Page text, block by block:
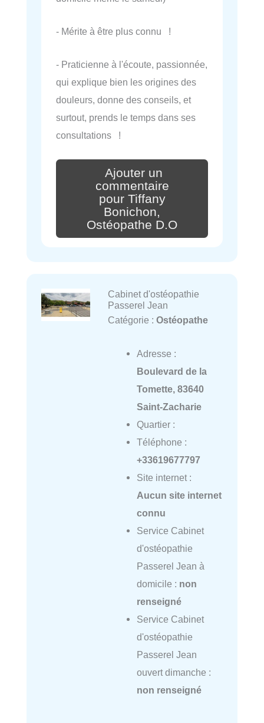
- Mérite à être plus connu !
- Praticienne à l'écoute, passionnée,
qui explique bien les origines des
douleurs, donne des conseils, et
surtout, prends le temps dans ses
consultations !
Ajouter un
commentaire
pour Tiffany
Bonichon,
Ostéopathe D.O
Cabinet d'ostéopathie
Passerel Jean
Catégorie : Ostéopathe
Adresse :
Boulevard de la
Tomette, 83640
Saint-Zacharie
Quartier :
Téléphone :
+33619677797
Site internet :
Aucun site internet
connu
Service Cabinet
d'ostéopathie
Passerel Jean à
domicile : non
renseigné
Service Cabinet
d'ostéopathie
Passerel Jean
ouvert dimanche :
non renseigné